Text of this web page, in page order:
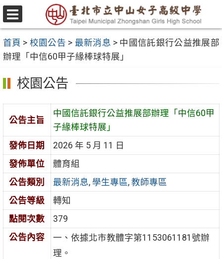
跳
至
要
內
容
區
選
單
首頁 > 校園公告 > 最新消息 > 中國信託銀行公益推展部
辦理「中信60甲子緣棒球特展」
校園公告
公告主旨
中國信託銀行公益推展部辦理「中信60甲
子緣棒球特展」
發佈日期
2026 年 5 月 11 日
發佈單位
體育組
公告類別
最新消息, 學生專區, 教師專區
公告等級
轉知
點閱次數
379
公告內容
一、依據北市教體字第1153061181號辦
理。